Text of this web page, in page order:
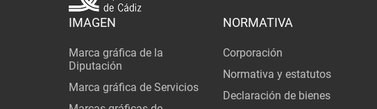
IMAGEN
Marca gráfica de la
Diputación
Marca gráfica de Servicios
NORMATIVA
Corporación
Normativa y estatutos
Declaración de bienes